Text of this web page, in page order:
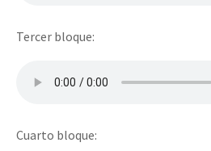
Tercer bloque:
Cuarto bloque: